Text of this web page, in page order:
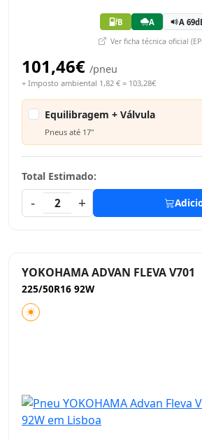
B A A
Ver ficha técnica oficial
101,46€ /pneu
+ Imposto ambiental 1,82 € = 103,28€
Equilibragem + Válvula
Pneus até 17"
Total Estimado:
-
2 +
YOKOHAMA ADVAN FLEVA V701
225/50R16 92W